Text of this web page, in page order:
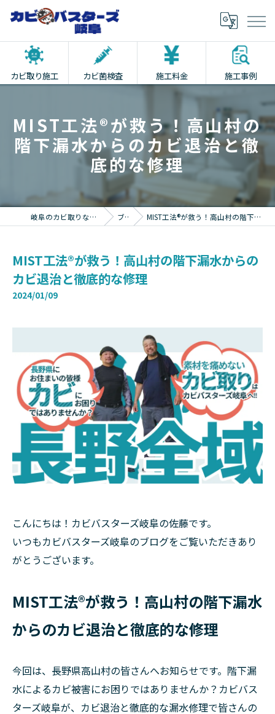
カビ取り施工 カビ菌検査 施工料金 施工事例
MIST工法®が救う！高山村の
階下漏水からのカビ退治と徹
底的な修理
岐阜のカビ取りならカビバスターズ岐阜 ブログ MIST工法®が救う！高山村の階下漏水からのカビ退治と徹底的な修理
MIST工法®が救う！高山村の階下漏水からの
カビ退治と徹底的な修理
2024/01/09
こんにちは！カビバスターズ岐阜の佐藤です。
いつもカビバスターズ岐阜のブログをご覧いただきあり
がとうございます。
MIST工法®が救う！高山村の階下漏水
からのカビ退治と徹底的な修理
今回は、長野県高山村の皆さんへお知らせです。階下漏
水によるカビ被害にお困りではありませんか？カビバス
ターズ岐阜が、カビ退治と徹底的な漏水修理で皆さんの